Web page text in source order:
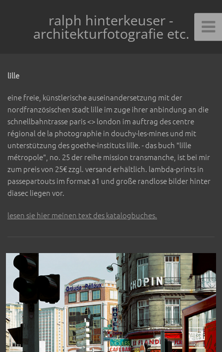
ralph hinterkeuser -
architekturfotografie etc.
lille
eine freie, künstlerische auseinandersetzung mit der
nordfranzösischen stadt lille im zuge ihrer anbindung an die
schnellbahntrasse paris <> london im auftrag des centre
régional de la photographie in douchy-les-mines und mit
unterstützung des goethe-instituts lille. - das buch "lille
métropole", no. 25 der reihe mission transmanche, ist bei mir
zum preis von 25€ zzgl. versand erhältlich. lambda-prints in
passepartouts im format a1 und große randlose bilder hinter
diasec liegen vor.
lesen sie hier meinen text des katalogbuches.